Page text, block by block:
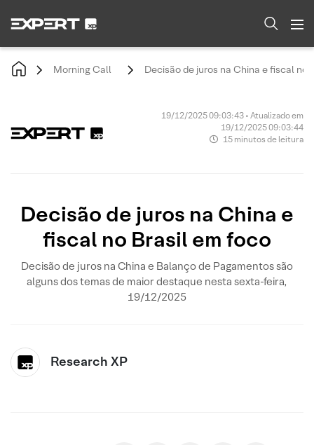
Morning Call Decisão de juros na China e fiscal no
19/12/2025 09:03:43 • Atualizado em
19/12/2025 09:03:44
15 minutos de leitura
Decisão de juros na China e
fiscal no Brasil em foco
Decisão de juros na China e Balanço de Pagamentos são
alguns dos temas de maior destaque nesta sexta-feira,
19/12/2025
Research XP